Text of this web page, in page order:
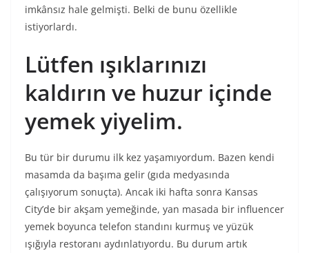
imkânsız hale gelmişti. Belki de bunu özellikle
istiyorlardı.
Lütfen ışıklarınızı
kaldırın ve huzur içinde
yemek yiyelim.
Bu tür bir durumu ilk kez yaşamıyordum. Bazen kendi
masamda da başıma gelir (gıda medyasında
çalışıyorum sonuçta). Ancak iki hafta sonra Kansas
City’de bir akşam yemeğinde, yan masada bir influencer
yemek boyunca telefon standını kurmuş ve yüzük
ışığıyla restoranı aydınlatıyordu. Bu durum artık